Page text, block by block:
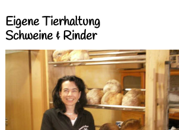
Eigene Tierhaltung
Schweine & Rinder